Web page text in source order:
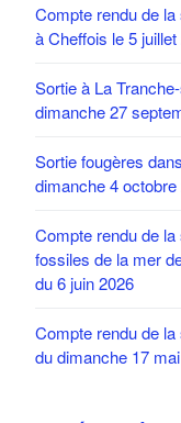
Compte rendu de
à Cheffois le 5
Sortie à La
dimanche 27
Sortie fougères
dimanche 4 octobre
Compte rendu de la
fossiles de la mer
du 6 juin 2026
Compte rendu de la
du dimanche 17